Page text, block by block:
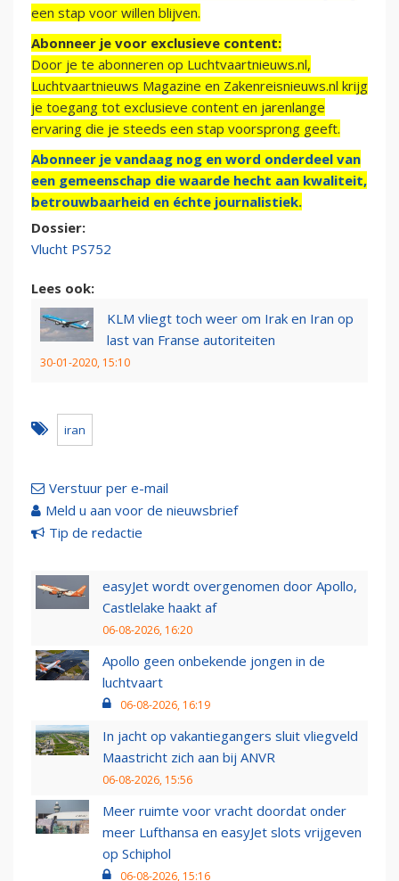
een stap voor willen blijven.
Abonneer je voor exclusieve content:
Door je te abonneren op Luchtvaartnieuws.nl,
Luchtvaartnieuws Magazine en Zakenreisnieuws.nl krijg
je toegang tot exclusieve content en jarenlange
ervaring die je steeds een stap voorsprong geeft.
Abonneer je vandaag nog en word onderdeel van
een gemeenschap die waarde hecht aan kwaliteit,
betrouwbaarheid en échte journalistiek.
Dossier:
Vlucht PS752
Lees ook:
KLM vliegt toch weer om Irak en Iran op
last van Franse autoriteiten
30-01-2020, 15:10
iran
Verstuur per e-mail
Meld u aan voor de nieuwsbrief
Tip de redactie
easyJet wordt overgenomen door Apollo,
Castlelake haakt af
06-08-2026, 16:20
Apollo geen onbekende jongen in de
luchtvaart
06-08-2026, 16:19
In jacht op vakantiegangers sluit vliegveld
Maastricht zich aan bij ANVR
06-08-2026, 15:56
Meer ruimte voor vracht doordat onder
meer Lufthansa en easyJet slots vrijgeven
op Schiphol
06-08-2026, 15:16